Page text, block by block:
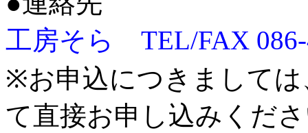
工房そら TEL/FAX 086-
※お申込につきまして
て直接お申し込みくだ